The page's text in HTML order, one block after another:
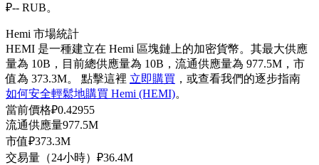
USDC永續
多種以USDC結算的永續合約
₽-- RUB。
Hemi 市場統計
HEMI 是一種建立在 Hemi 區塊鏈上的加密貨幣。其最大供應
量為 10B，目前總供應量為 10B，流通供應量為 977.5M，市
值為 373.3M。 點擊這裡 立即購買 ，或查看我們的逐步指南
如何安全輕鬆地購買 Hemi (HEMI)。
當前價格₽0.42955
流通供應量977.5M
市值₽373.3M
交易量（24小時） ₽36.4M